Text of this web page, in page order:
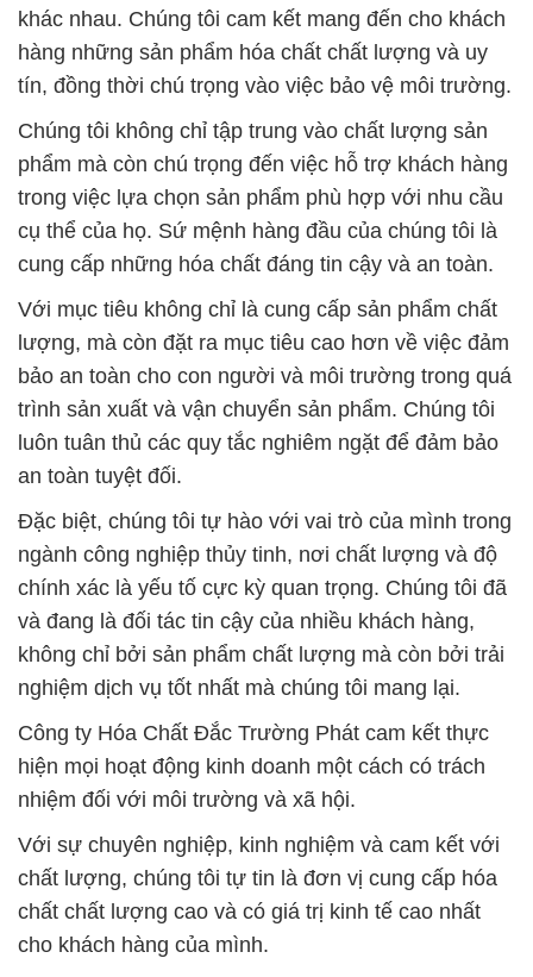
khác nhau. Chúng tôi cam kết mang đến cho khách
hàng những sản phẩm hóa chất chất lượng và uy
tín, đồng thời chú trọng vào việc bảo vệ môi trường.
Chúng tôi không chỉ tập trung vào chất lượng sản
phẩm mà còn chú trọng đến việc hỗ trợ khách hàng
trong việc lựa chọn sản phẩm phù hợp với nhu cầu
cụ thể của họ. Sứ mệnh hàng đầu của chúng tôi là
cung cấp những hóa chất đáng tin cậy và an toàn.
Với mục tiêu không chỉ là cung cấp sản phẩm chất
lượng, mà còn đặt ra mục tiêu cao hơn về việc đảm
bảo an toàn cho con người và môi trường trong quá
trình sản xuất và vận chuyển sản phẩm. Chúng tôi
luôn tuân thủ các quy tắc nghiêm ngặt để đảm bảo
an toàn tuyệt đối.
Đặc biệt, chúng tôi tự hào với vai trò của mình trong
ngành công nghiệp thủy tinh, nơi chất lượng và độ
chính xác là yếu tố cực kỳ quan trọng. Chúng tôi đã
và đang là đối tác tin cậy của nhiều khách hàng,
không chỉ bởi sản phẩm chất lượng mà còn bởi trải
nghiệm dịch vụ tốt nhất mà chúng tôi mang lại.
Công ty Hóa Chất Đắc Trường Phát cam kết thực
hiện mọi hoạt động kinh doanh một cách có trách
nhiệm đối với môi trường và xã hội.
Với sự chuyên nghiệp, kinh nghiệm và cam kết với
chất lượng, chúng tôi tự tin là đơn vị cung cấp hóa
chất chất lượng cao và có giá trị kinh tế cao nhất
cho khách hàng của mình.